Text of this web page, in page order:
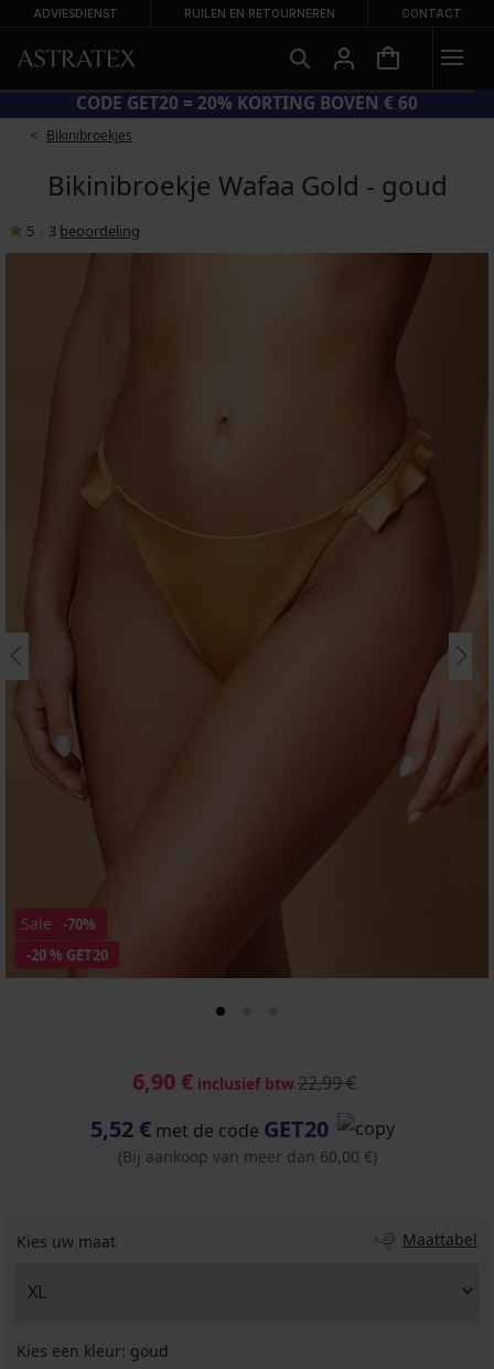
ADVIESDIENST RUILEN EN RETOURNEREN CONTACT
ZOMERSALE TOT -70%
Bikinibroekjes
Bikinibroekje Wafaa Gold - goud
5 3 beoordeling
-20 % GET20
Sale -70%
6,90 € inclusief btw22,99 €
5,52 € met de code GET20
(Bij aankoop van meer dan 60,00 €)
Kies uw maat Maattabel
Kies een kleur: goud